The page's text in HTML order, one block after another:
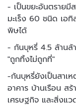
- เป็นขยะอันตราย
มะเร็ง 60 ชนิด เอ
พิษได้
- ก้นบุหรี่ 4.5 ล้านล้
"ถูกทิ้งไม่ถูกที่"
-ก้นบุหรี่ยังเป็นสาเ
อาคาร บ้านเรือน ส
เศรษฐกิจ และสิ่งแ